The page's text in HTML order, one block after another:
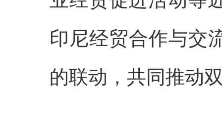
印尼经贸合作与交
的联动，共同推动